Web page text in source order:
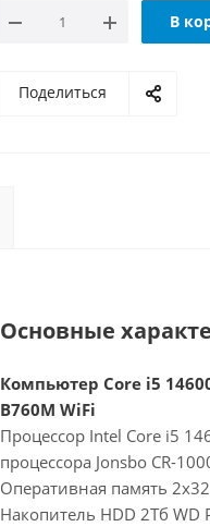
В
Поделиться
Основные
Компьютер Core i5
B760M WiFi
Процессор Intel Core i5
процессора Jonsbo CR-
Оперативная память
Накопитель HDD 2Тб WD